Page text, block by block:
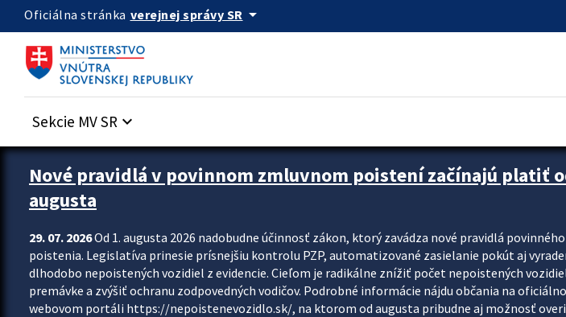
Preskocit na hlavný obsah
Oficiálna stránka verejnej správy SR arrow_drop_down
Sekcie MV SR keyboard_arrow_down
Zastavit automatický posun upútavok
Nové pravidlá v povinnom zmluvnom poistení začínajú platiť
augusta
29. 07. 2026Od 1. augusta 2026 nadobudne účinnosť zákon, ktorý zavádza nové pravidlá
poistenia. Legislatíva prinesie prísnejšiu kontrolu PZP, automatizované zasielanie pokút aj
dlhodobo nepoistených vozidiel z evidencie. Cieľom je radikálne znížiť počet nepoistených
premávke a zvýšiť ochranu zodpovedných vodičov. Podrobné informácie nájdu občania na
webovom portáli https://nepoistenevozidlo.sk/, na ktorom od augusta pribudne aj možnosť